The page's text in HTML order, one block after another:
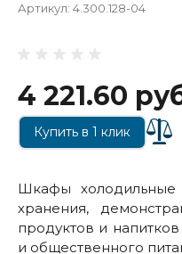
Артикул: 4.300.128-04
4 221.60
Купить в 1 клик
Шкафы
хранения,
продуктов и
и общественного